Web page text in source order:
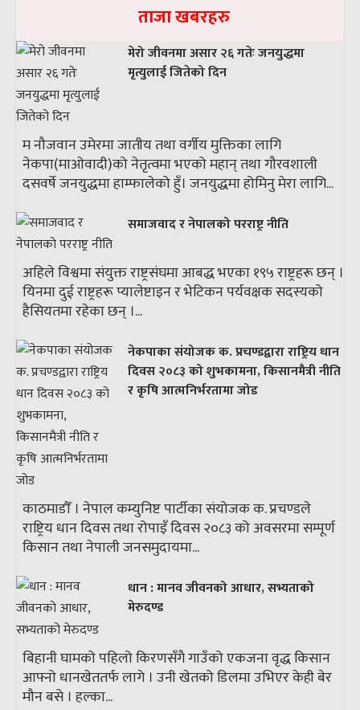
ताजा खबरहरु
मेरो जीवनमा असार २६ गतेः जनयुद्धमा
मृत्युलाई जितेको दिन
म नौजवान उमेरमा जातीय तथा वर्गीय मुक्तिका लागि
नेकपा(माओवादी)को नेतृत्वमा भएको महान् तथा गौरवशाली
दसवर्षे जनयुद्धमा हाम्फालेको हुँ। जनयुद्धमा होमिनु मेरा लागि...
समाजवाद र नेपालको परराष्ट्र नीति
अहिले विश्वमा संयुक्त राष्ट्रसंघमा आबद्ध भएका १९५ राष्ट्रहरू छन् ।
यिनमा दुई राष्ट्रहरू प्यालेष्टाइन र भेटिकन पर्यवक्षक सदस्यको
हैसियतमा रहेका छन् ।...
नेकपाका संयोजक क. प्रचण्डद्वारा राष्ट्रिय धान
दिवस २०८३ को शुभकामना, किसानमैत्री नीति
र कृषि आत्मनिर्भरतामा जोड
काठमाडौँ । नेपाल कम्युनिष्ट पार्टीका संयोजक क. प्रचण्डले
राष्ट्रिय धान दिवस तथा रोपाइँ दिवस २०८३ को अवसरमा सम्पूर्ण
किसान तथा नेपाली जनसमुदायमा...
धान : मानव जीवनको आधार, सभ्यताको
मेरुदण्ड
बिहानी घामको पहिलो किरणसँगै गाउँको एकजना वृद्ध किसान
आफ्नो धानखेततर्फ लागे । उनी खेतको डिलमा उभिएर केही बेर
मौन बसे । हल्का...